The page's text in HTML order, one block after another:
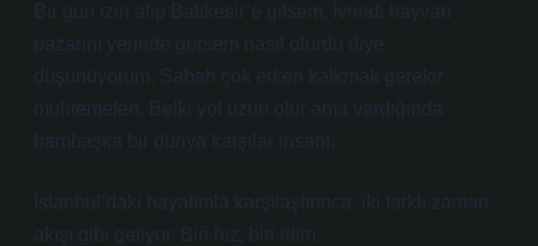
Bir gün izin alıp Balıkesir’e gitsem, İvrindi hayvan
pazarını yerinde görsem nasıl olurdu diye
düşünüyorum. Sabah çok erken kalkmak gerekir
muhtemelen. Belki yol uzun olur ama vardığında
bambaşka bir dünya karşılar insanı.
İstanbul’daki hayatımla karşılaştırınca, iki farklı zaman
akışı gibi geliyor. Biri hız, biri ritim.